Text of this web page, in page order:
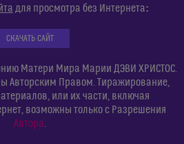
для просмотра без Интернета:
СКАЧАТЬ САЙТ
Матери Мира Марии ДЭВИ ХРИСТОС.
Авторским Правом. Тиражирование,
или их части, включая
возможны только с Разрешения
Автора.